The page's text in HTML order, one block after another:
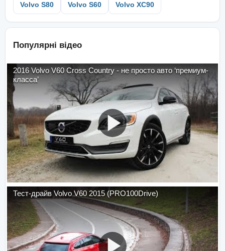
Volvo S80 Volvo S60 Volvo XC90
Популярні відео
2016 Volvo V60 Cross Country - не просто авто ‘премиум-
класса’
Тест-драйв Volvo V60 2015 (PRO100Drive)